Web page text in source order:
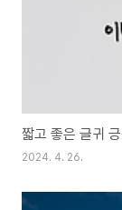
짧고 좋은 글귀
2024. 4. 26.